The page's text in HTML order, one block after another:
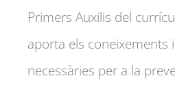
Primers Auxilis del
aporta els coneixements
necessàries per a la